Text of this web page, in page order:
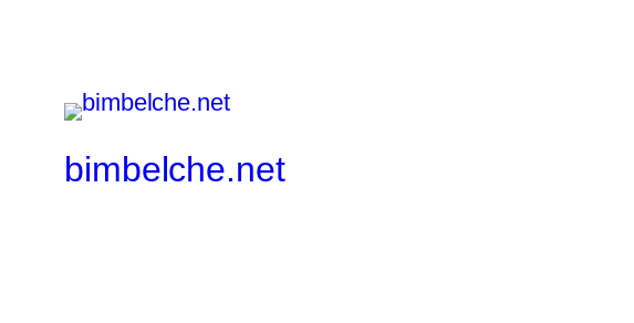
bimbelche.net